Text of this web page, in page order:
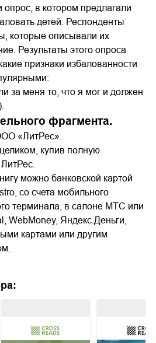
в котором предлагали
детей. Респонденты
которые описывали их
Результаты этого опроса
признаки избалованности
за меня то, что я мог и должен
фрагмента.
«ЛитРес».
купив полную
можно банковской картой
со счета мобильного
терминала, в салоне МТС или
WebMoney, Яндекс.Деньги,
картами или другим